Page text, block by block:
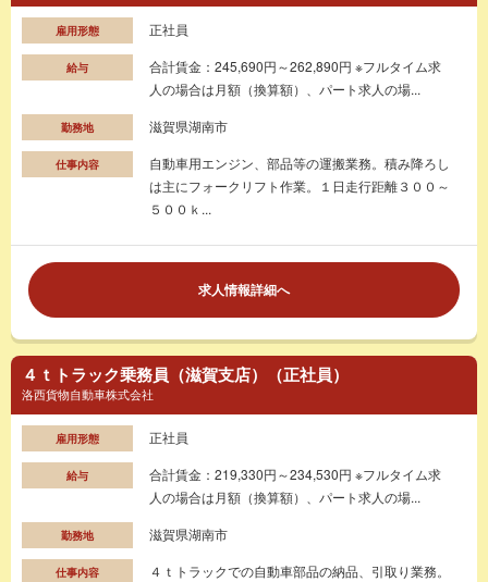
雇用形態 正社員
給与
合計賃金：245,690円～262,890円 ※フルタイム求
人の場合は月額（換算額）、パート求人の場...
勤務地 滋賀県湖南市
仕事内容
自動車用エンジン、部品等の運搬業務。積み降ろし
は主にフォークリフト作業。１日走行距離３００～
５００ｋ...
求人情報詳細へ
４ｔトラック乗務員（滋賀支店）（正社員）
洛西貨物自動車株式会社
雇用形態 正社員
給与
合計賃金：219,330円～234,530円 ※フルタイム求
人の場合は月額（換算額）、パート求人の場...
勤務地 滋賀県湖南市
仕事内容
４ｔトラックでの自動車部品の納品、引取り業務。